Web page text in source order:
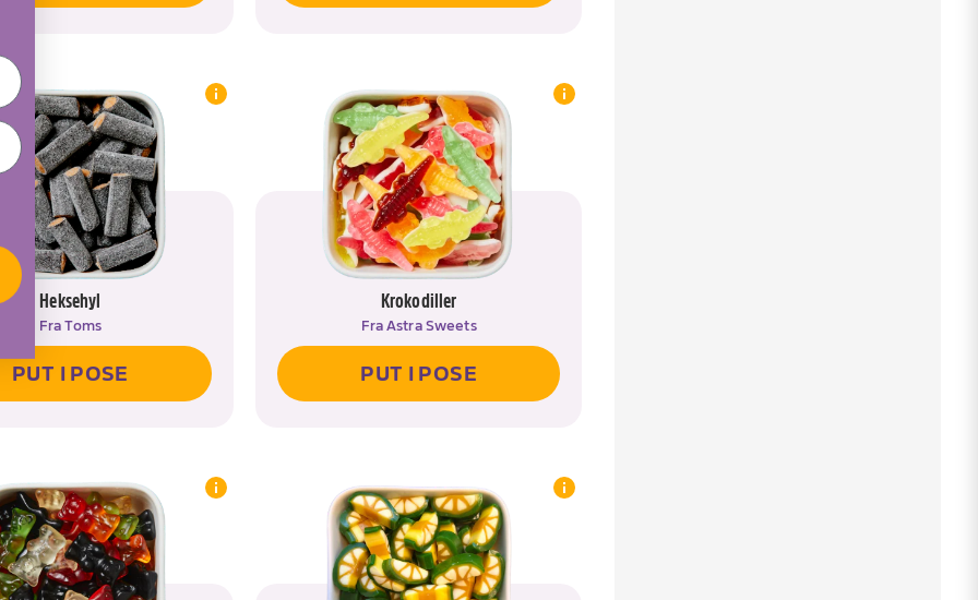
Heksehyl
FraToms
PUT I POSE
Krokodiller
Fra Astra Sweets
PUT I POSE
TITLE>
NEJ, NAVNGIV EN NY POSE
BLAND IGEN